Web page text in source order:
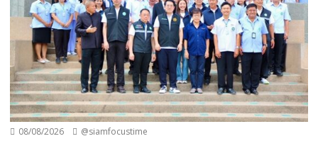
08/08/2026 @siamfocustime